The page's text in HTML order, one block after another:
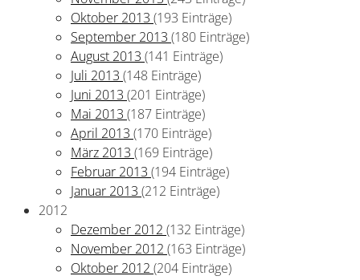
Oktober 2013 (193 Einträge)
September 2013 (180 Einträge)
August 2013 (141 Einträge)
Juli 2013 (148 Einträge)
Juni 2013 (201 Einträge)
Mai 2013 (187 Einträge)
April 2013 (170 Einträge)
März 2013 (169 Einträge)
Februar 2013 (194 Einträge)
Januar 2013 (212 Einträge)
2012
Dezember 2012 (132 Einträge)
November 2012 (163 Einträge)
Oktober 2012 (204 Einträge)